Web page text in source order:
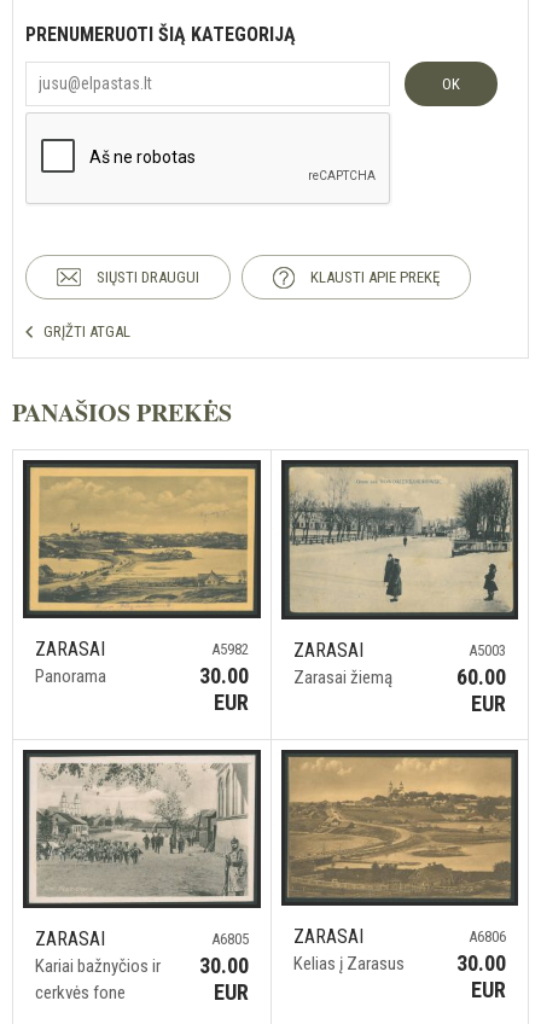
PRENUMERUOTI ŠIĄ KATEGORIJĄ
OK
SIŲSTI DRAUGUI KLAUSTI APIE PREKĘ
GRĮŽTI ATGAL
PANAŠIOS PREKĖS
ZARASAI
Panorama
A5982
30.00
EUR
ZARASAI
Zarasai žiemą
A5003
60.00
EUR
ZARASAI
Kariai bažnyčios ir
cerkvės fone
A6805
30.00
EUR
ZARASAI
Kelias į Zarasus
A6806
30.00
EUR